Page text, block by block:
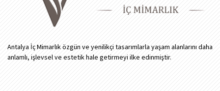
Antalya İç Mimarlık özgün ve yenilikçi tasarımlarla yaşam alanlarını daha
anlamlı, işlevsel ve estetik hale getirmeyi ilke edinmiştir.